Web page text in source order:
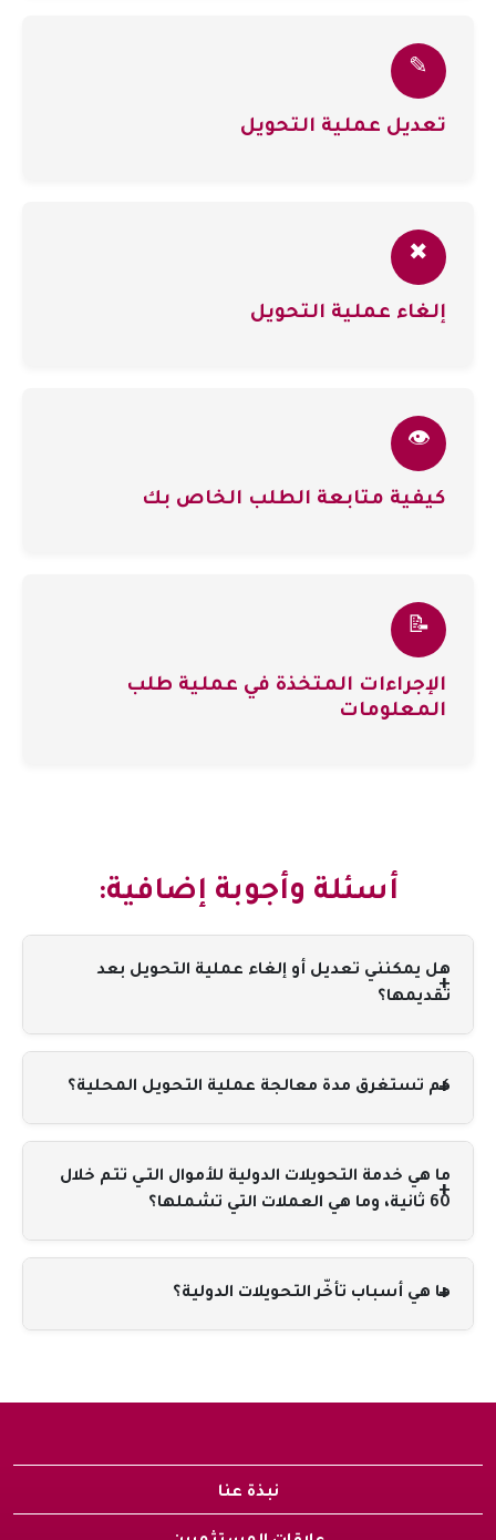
✎
تعديل عملية التحويل
✖
إلغاء عملية التحويل
👁️
كيفية متابعة الطلب الخاص بك
📝
الإجراءات المتخذة في عملية طلب
المعلومات
أسئلة وأجوبة إضافية:
هل يمكنني تعديل أو إلغاء عملية التحويل بعد
تقديمها؟
كم تستغرق مدة معالجة عملية التحويل المحلية؟
ما هي خدمة التحويلات الدولية للأموال التـي تتم خلال
60 ثانية، وما هي العملات التي تشملها؟
ما هي أسباب تأخّر التحويلات الدولية؟
نبذة عنا